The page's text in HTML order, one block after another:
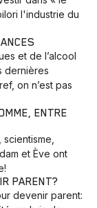
l'industrie du
et de l’alcool
dernières
on n’est pas
ENTRE
et Ève ont
PARENT?
devenir parent: